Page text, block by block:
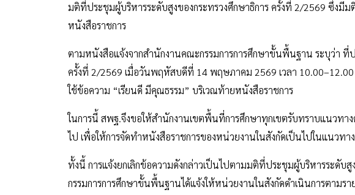
มติที่ประชุมผู้บริหารระดับสูงของกระทรวงศึกษาธิการ ครั้งที่ 2/2569 ซึ่งมี
หนังสือราชการ
ตามหนังสือแจ้งจากสำนักงานคณะกรรมการการศึกษาขั้นพื้นฐาน ระบุว่า ที่
ครั้งที่ 2/2569 เมื่อวันพฤหัสบดีที่ 14 พฤษภาคม 2569 เวลา
ใช้ข้อความ “เรียนดี มีคุณธรรม” บริเวณท้ายหนังสือราชการ
ในการนี้ สพฐ.จึงขอให้สำนักงานเขตพื้นที่การศึกษาทุกเขตรับทราบแนวทา
ไป เพื่อให้การจัดทำหนังสือราชการของหน่วยงานในสังกัดเป็นไปในแนวทา
ทั้งนี้ การแจ้งยกเลิกข้อความดังกล่าวเป็นไปตามมติที่ประชุมผู้บริหารระดับ
กรรมการการศึกษาขั้นพื้นฐานได้แจ้งให้หน่วยงานในสังกัดดำเนินการตามร